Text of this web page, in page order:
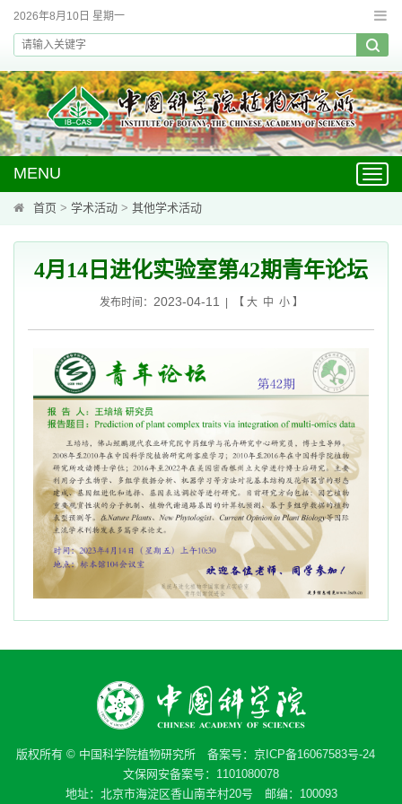
2026年8月10日 星期一
MENU
首页 > 学术活动 > 其他学术活动
4月14日进化实验室第42期青年论坛
发布时间： 2023-04-11 | 【 大 中 小】
版权所有 © 中国科学院植物研究所 备案号： 京ICP备16067583号-24
文保网安备案号：1101080078
地址：北京市海淀区香山南辛村20号 邮编：100093